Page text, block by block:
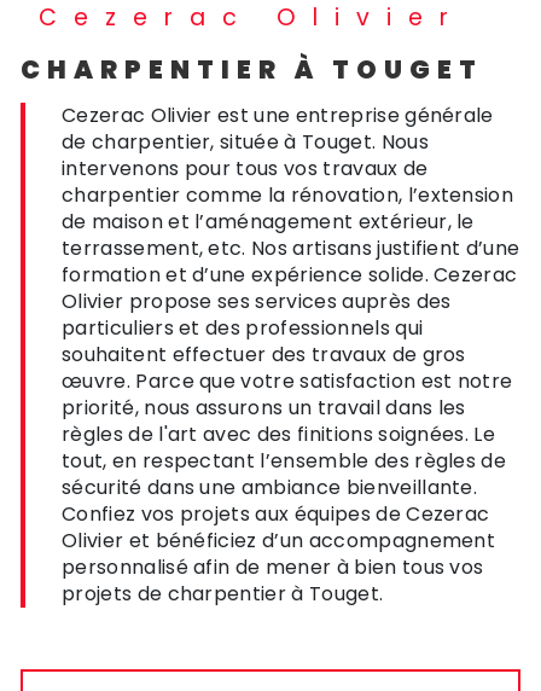
Cezerac Olivier
CHARPENTIER À TOUGET
Cezerac Olivier est une entreprise générale
de charpentier, située à Touget. Nous
intervenons pour tous vos travaux de
charpentier comme la rénovation, l’extension
de maison et l’aménagement extérieur, le
terrassement, etc. Nos artisans justifient d’une
formation et d’une expérience solide. Cezerac
Olivier propose ses services auprès des
particuliers et des professionnels qui
souhaitent effectuer des travaux de gros
œuvre. Parce que votre satisfaction est notre
priorité, nous assurons un travail dans les
règles de l'art avec des finitions soignées. Le
tout, en respectant l’ensemble des règles de
sécurité dans une ambiance bienveillante.
Confiez vos projets aux équipes de Cezerac
Olivier et bénéficiez d’un accompagnement
personnalisé afin de mener à bien tous vos
projets de charpentier à Touget.